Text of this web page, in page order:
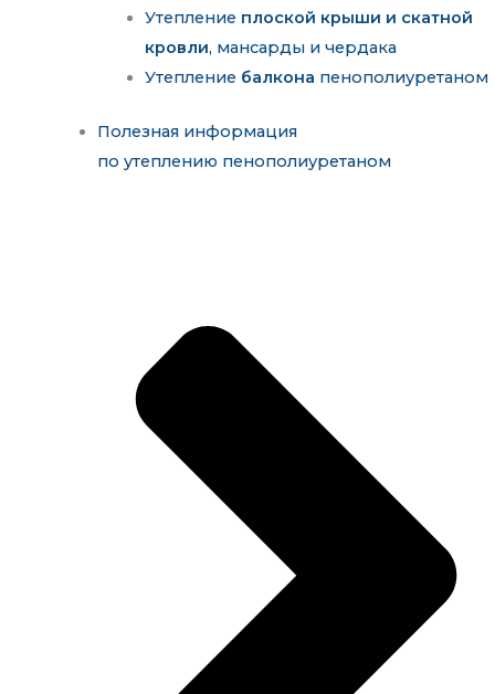
Утепление плоской крыши и скатной
кровли, мансарды и чердака
Утепление балкона пенополиуретаном
Полезная информация
по утеплению пенополиуретаном